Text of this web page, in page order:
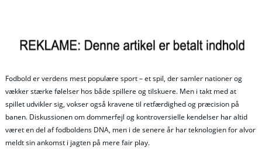
Fodbold er verdens mest populære sport – et spil, der samler nationer og
vækker stærke følelser hos både spillere og tilskuere. Men i takt med at
spillet udvikler sig, vokser også kravene til retfærdighed og præcision på
banen. Diskussionen om dommerfejl og kontroversielle kendelser har altid
været en del af fodboldens DNA, men i de senere år har teknologien for alvor
meldt sin ankomst i jagten på mere fair play.